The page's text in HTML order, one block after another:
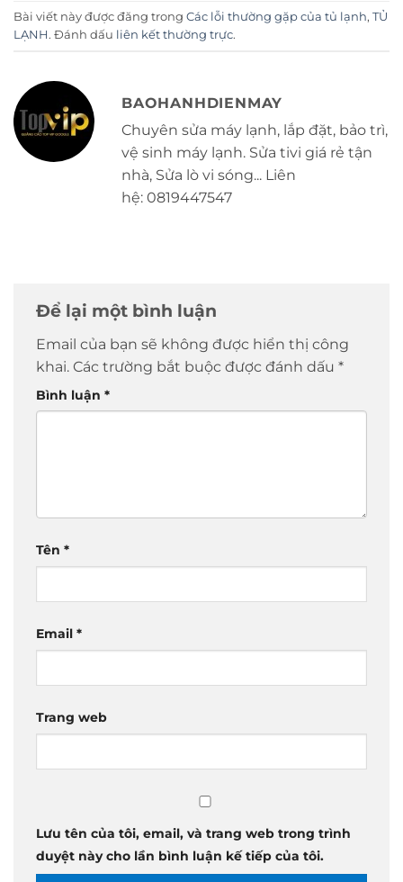
Bài viết này được đăng trong Các lỗi thường gặp của tủ lạnh, TỦ
LẠNH . Đánh dấu liên kết thường trực.
BAOHANHDIENMAY
Chuyên sửa máy lạnh, lắp đặt, bảo trì,
vệ sinh máy lạnh. Sửa tivi giá rẻ tận
nhà, Sửa lò vi sóng... Liên
hệ: 0819447547
Để lại một bình luận
Email của bạn sẽ không được hiển thị công
khai. Các trường bắt buộc được đánh dấu *
Bình luận *
Tên *
Email *
Trang web
Lưu tên của tôi, email, và trang web trong trình
duyệt này cho lần bình luận kế tiếp của tôi.